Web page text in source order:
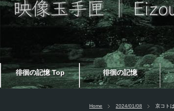
徘徊の記憶 Top 徘徊の記憶
Home 2024/01/08 京コト